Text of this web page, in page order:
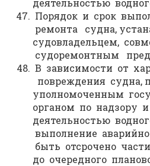
деятельностью
Порядок и срок
ремонта судна,
судовладельцем,
судоремонтным
В зависимости от
повреждения судна,
уполномоченным
органом по надзору
деятельностью
выполнение
быть отсрочено
до очередного